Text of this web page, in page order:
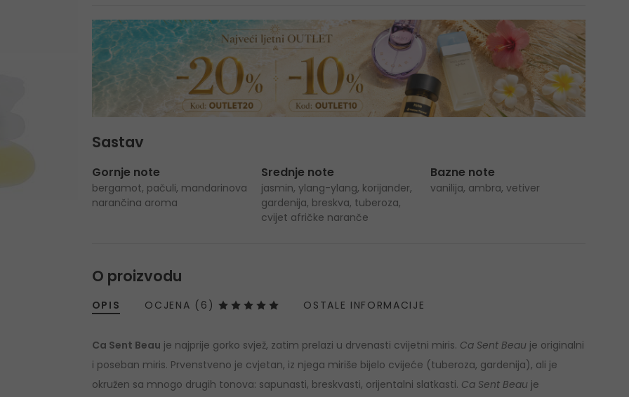
Sastav
Gornje note
bergamot, pačuli, mandarinova
narančina aroma
Srednje note
jasmin, ylang-ylang, korijander,
gardenija, breskva, tuberoza,
cvijet afričke naranče
Bazne note
vanilija, ambra, vetiver
O proizvodu
OPIS
Ca Sent Beau je najprije gorko svjež, zatim prelazi u drvenasti cvijetni miris. Ca Sent Beau je originalni
i poseban miris. Prvenstveno je cvjetan, iz njega miriše bijelo cvijeće (tuberoza, gardenija), ali je
okružen sa mnogo drugih tonova: sapunasti, breskvasti, orijentalni slatkasti. Ca Sent Beau je
OCJENA (6) OSTALE INFORMACIJE